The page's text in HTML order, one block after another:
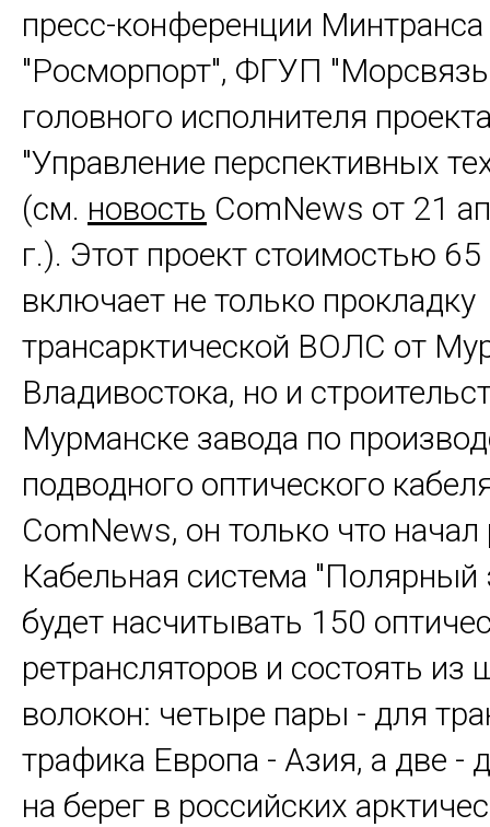
пресс-конференции
"Росморпорт", ФГУП
головного исполнителя
"Управление перспективных
(см. новость ComNews от 21
г.). Этот проект стоимостью
включает не только прокладку
трансарктической ВОЛС от
Владивостока, но и
Мурманске завода по
подводного оптического
ComNews, он только что начал
Кабельная система "Полярный
будет насчитывать 150
ретрансляторов и состоять из
волокон: четыре пары - для
трафика Европа - Азия, а две -
на берег в российских